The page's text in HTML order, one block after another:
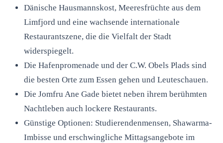
Dänische Hausmannskost, Meeresfrüchte aus dem
Limfjord und eine wachsende internationale
Restaurantszene, die die Vielfalt der Stadt
widerspiegelt.
Die Hafenpromenade und der C.W. Obels Plads sind
die besten Orte zum Essen gehen und Leuteschauen.
Die Jomfru Ane Gade bietet neben ihrem berühmten
Nachtleben auch lockere Restaurants.
Günstige Optionen: Studierendenmensen, Shawarma-
Imbisse und erschwingliche Mittagsangebote im